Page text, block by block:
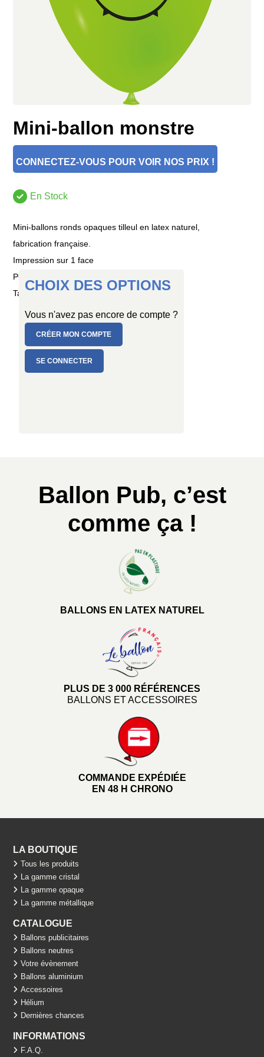
Mini-ballon monstre
CONNECTEZ-VOUS POUR VOIR NOS PRIX !
En Stock
Mini-ballons ronds opaques tilleul en latex naturel,
fabrication française.
Impression sur 1 face
PC de 50 ballons
Taille : Ø 15 cm
CHOIX DES OPTIONS
Vous n'avez pas encore de compte ?
CRÉER MON COMPTE
SE CONNECTER
Ballon Pub, c’est
comme ça !
BALLONS EN LATEX NATUREL
PLUS DE 3 000 RÉFÉRENCES
BALLONS ET ACCESSOIRES
COMMANDE EXPÉDIÉE
EN 48 H CHRONO
LA BOUTIQUE
Tous les produits
La gamme cristal
La gamme opaque
La gamme métallique
CATALOGUE
Ballons publicitaires
Ballons neutres
Votre évènement
Ballons aluminium
Accessoires
Hélium
Dernières chances
INFORMATIONS
F.A.Q.